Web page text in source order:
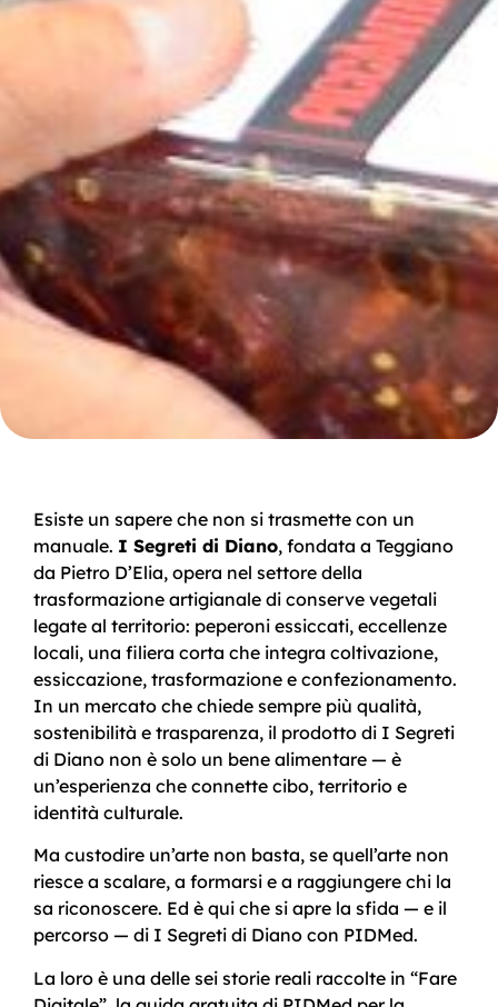
Esiste un sapere che non si trasmette con un
manuale. I Segreti di Diano, fondata a Teggiano
da Pietro D’Elia, opera nel settore della
trasformazione artigianale di conserve vegetali
legate al territorio: peperoni essiccati, eccellenze
locali, una filiera corta che integra coltivazione,
essiccazione, trasformazione e confezionamento.
In un mercato che chiede sempre più qualità,
sostenibilità e trasparenza, il prodotto di I Segreti
di Diano non è solo un bene alimentare — è
un’esperienza che connette cibo, territorio e
identità culturale.
Ma custodire un’arte non basta, se quell’arte non
riesce a scalare, a formarsi e a raggiungere chi la
sa riconoscere. Ed è qui che si apre la sfida — e il
percorso — di I Segreti di Diano con PIDMed.
La loro è una delle sei storie reali raccolte in “Fare